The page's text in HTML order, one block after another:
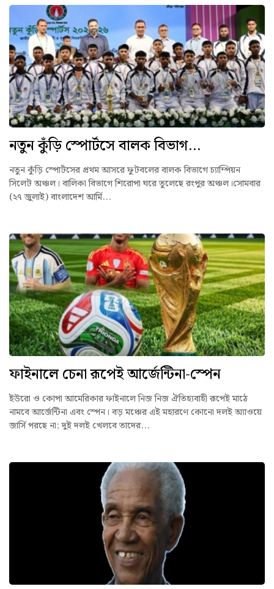
নতুন কুঁড়ি স্পোর্টসে বালক বিভাগ...
নতুন কুঁড়ি স্পোর্টসের প্রথম আসরে ফুটবলের বালক বিভাগে চ্যাম্পিয়ন
সিলেট অঞ্চল। বালিকা বিভাগে শিরোপা ঘরে তুলেছে রংপুর অঞ্চল।সোমবার
(২৭ জুলাই) বাংলাদেশ আর্মি...
ফাইনালে চেনা রূপেই আর্জেন্টিনা-স্পেন
ইউরো ও কোপা আমেরিকার ফাইনালে নিজ নিজ ঐতিহ্যবাহী রূপেই মাঠে
নামবে আর্জেন্টিনা এবং স্পেন। বড় মঞ্চের এই মহারণে কোনো দলই অ্যাওয়ে
জার্সি পরছে না; দুই দলই খেলবে তাদের...